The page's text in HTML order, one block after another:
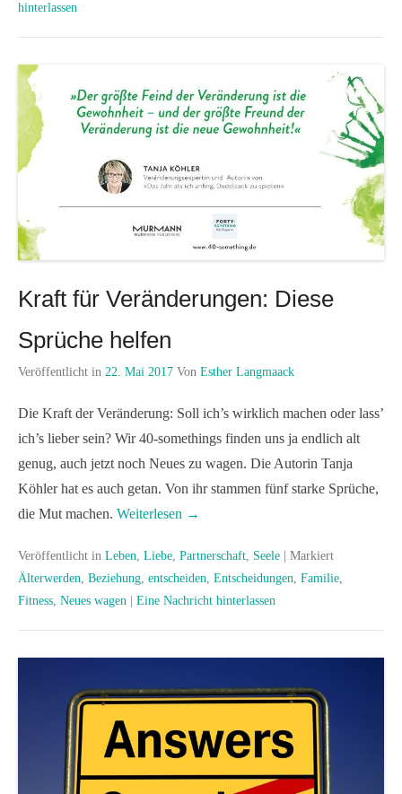
hinterlassen
Kraft für Veränderungen: Diese
Sprüche helfen
Veröffentlicht in 22. Mai 2017 Von Esther Langmaack
Die Kraft der Veränderung: Soll ich’s wirklich machen oder lass’
ich’s lieber sein? Wir 40-somethings finden uns ja endlich alt
genug, auch jetzt noch Neues zu wagen. Die Autorin Tanja
Köhler hat es auch getan. Von ihr stammen fünf starke Sprüche,
die Mut machen. Weiterlesen →
Veröffentlicht in Leben, Liebe, Partnerschaft, Seele
Markiert
Älterwerden, Beziehung, entscheiden, Entscheidungen, Familie,
Fitness, Neues wagen Eine Nachricht hinterlassen